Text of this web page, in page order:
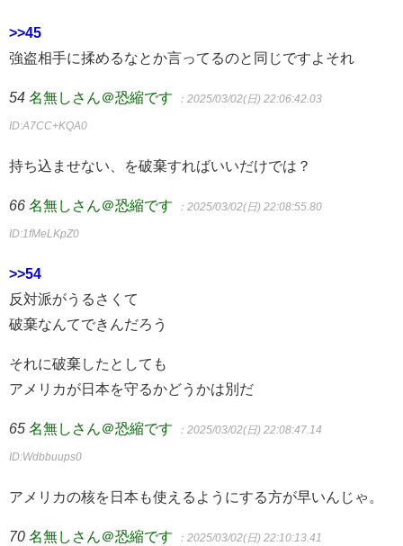
>>45
強盗相手に揉めるなとか言ってるのと同じですよそれ
54 名無しさん＠恐縮です ：2025/03/02(日) 22:06:42.03
ID:A7CC+KQA0
持ち込ませない、を破棄すればいいだけでは？
66 名無しさん＠恐縮です ：2025/03/02(日) 22:08:55.80
ID:1fMeLKpZ0
>>54
反対派がうるさくて
破棄なんてできんだろう
それに破棄したとしても
アメリカが日本を守るかどうかは別だ
65 名無しさん＠恐縮です ：2025/03/02(日) 22:08:47.14
ID:Wdbbuups0
アメリカの核を日本も使えるようにする方が早いんじゃ。
70 名無しさん＠恐縮です ：2025/03/02(日) 22:10:13.41